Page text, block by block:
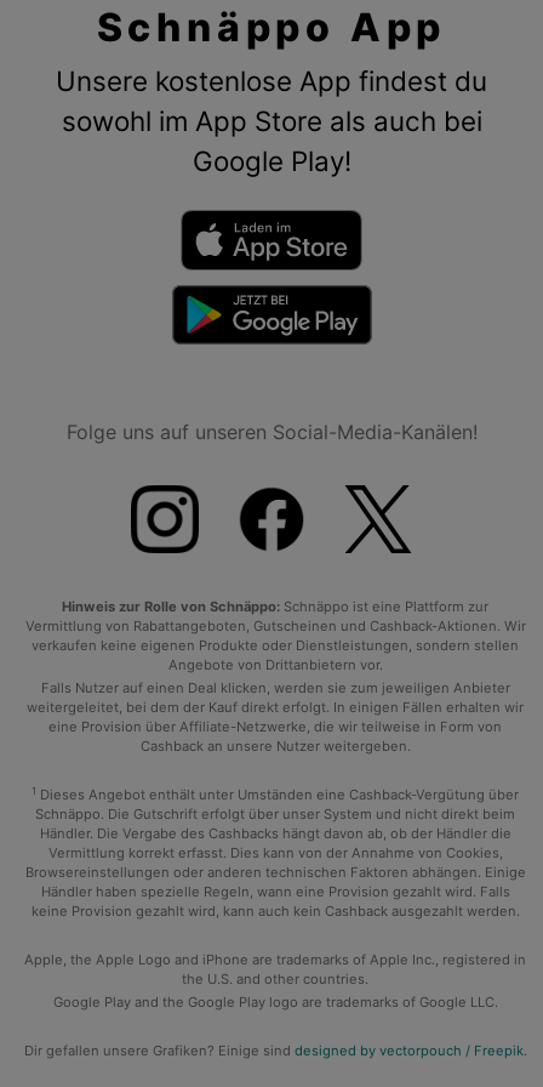
Schnäppo App
Unsere kostenlose App findest du
sowohl im App Store als auch bei
Google Play!
Folge uns auf unseren Social-Media-Kanälen!
Hinweis zur Rolle von Schnäppo: Schnäppo ist eine Plattform zur
Vermittlung von Rabattangeboten, Gutscheinen und Cashback-Aktionen. Wir
verkaufen keine eigenen Produkte oder Dienstleistungen, sondern stellen
Angebote von Drittanbietern vor.
Falls Nutzer auf einen Deal klicken, werden sie zum jeweiligen Anbieter
weitergeleitet, bei dem der Kauf direkt erfolgt. In einigen Fällen erhalten wir
eine Provision über Affiliate-Netzwerke, die wir teilweise in Form von
Cashback an unsere Nutzer weitergeben.
1 Dieses Angebot enthält unter Umständen eine Cashback-Vergütung über
Schnäppo. Die Gutschrift erfolgt über unser System und nicht direkt beim
Händler. Die Vergabe des Cashbacks hängt davon ab, ob der Händler die
Vermittlung korrekt erfasst. Dies kann von der Annahme von Cookies,
Browsereinstellungen oder anderen technischen Faktoren abhängen. Einige
Händler haben spezielle Regeln, wann eine Provision gezahlt wird. Falls
keine Provision gezahlt wird, kann auch kein Cashback ausgezahlt werden.
Apple, the Apple Logo and iPhone are trademarks of Apple Inc., registered in
the U.S. and other countries.
Google Play and the Google Play logo are trademarks of Google LLC.
Dir gefallen unsere Grafiken? Einige sind designed by vectorpouch / Freepik.